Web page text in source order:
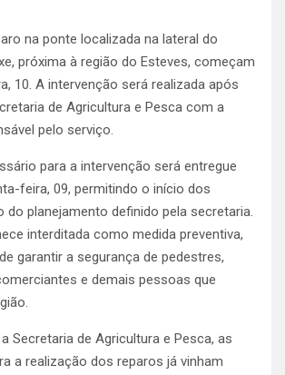
na ponte localizada na lateral do
próxima à região do Esteves, começam
10. A intervenção será realizada após
de Agricultura e Pesca com a
pelo serviço.
para a intervenção será entregue
feira, 09, permitindo o início dos
do planejamento definido pela secretaria.
interditada como medida preventiva,
garantir a segurança de pedestres,
e demais pessoas que
Secretaria de Agricultura e Pesca, as
a realização dos reparos já vinham